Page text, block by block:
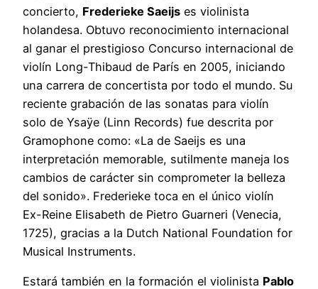
concierto, Frederieke Saeijs es violinista
holandesa. Obtuvo reconocimiento internacional
al ganar el prestigioso Concurso internacional de
violín Long-Thibaud de París en 2005, iniciando
una carrera de concertista por todo el mundo. Su
reciente grabación de las sonatas para violín
solo de Ysaÿe (Linn Records) fue descrita por
Gramophone como: «La de Saeijs es una
interpretación memorable, sutilmente maneja los
cambios de carácter sin comprometer la belleza
del sonido». Frederieke toca en el único violín
Ex-Reine Elisabeth de Pietro Guarneri (Venecia,
1725), gracias a la Dutch National Foundation for
Musical Instruments.
Estará también en la formación el violinista Pablo